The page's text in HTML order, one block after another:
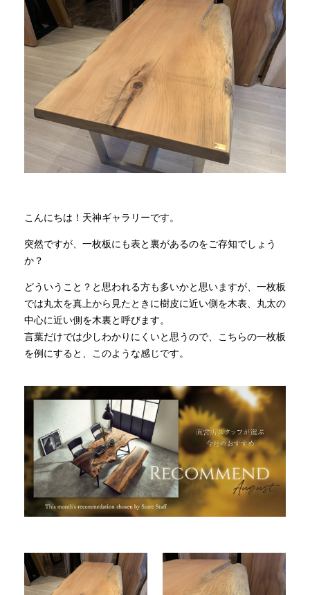
MOKUBA について
商品情報
直営店
イベント
全商品一覧
新入荷情報
納品事例
INFORMATION
MOKUBA CHANNEL
よくあるご質問
こんにちは！天神ギャラリーです。
突然ですが、一枚板にも表と裏があるのをご存知でしょう
か？
どういうこと？と思われる方も多いかと思いますが、一枚板
では丸太を真上から見たときに樹皮に近い側を木表、丸太の
中心に近い側を木裏と呼びます。
言葉だけでは少しわかりにくいと思うので、こちらの一枚板
を例にすると、このような感じです。